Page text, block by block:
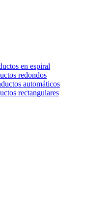
en espiral
redondos
automáticos
rectangulares